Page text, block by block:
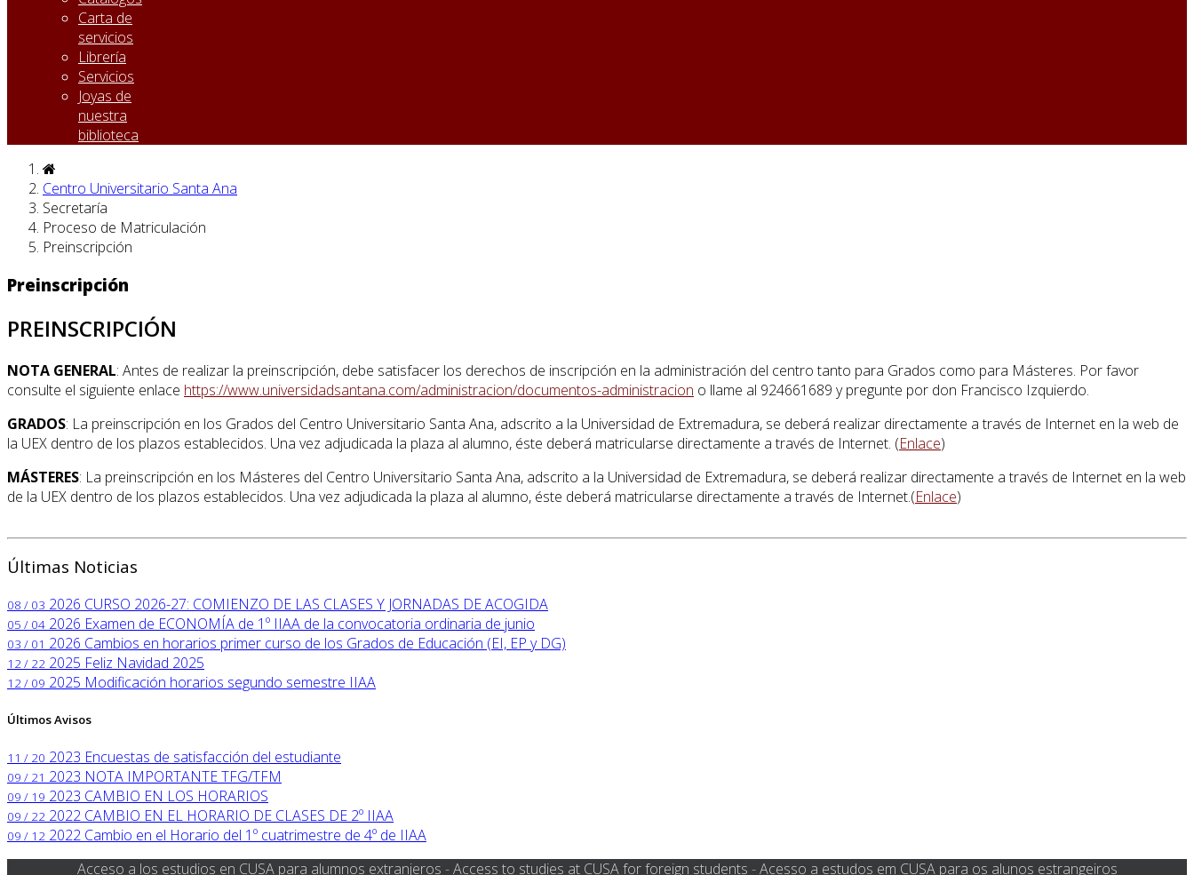
Carta de
servicios
Librería
Servicios
Joyas de
nuestra
biblioteca
Centro Universitario Santa Ana
Secretaría
Proceso de Matriculación
Preinscripción
Preinscripción
PREINSCRIPCIÓN
NOTA GENERAL: Antes de realizar la preinscripción, debe satisfacer los derechos de inscripción en la administración del centro tanto para Grados como para Másteres. Por favor
consulte el siguiente enlace https://www.universidadsantana.com/administracion/documentos-administracion o llame al 924661689 y pregunte por don Francisco Izquierdo.
GRADOS: La preinscripción en los Grados del Centro Universitario Santa Ana, adscrito a la Universidad de Extremadura, se deberá realizar directamente a través de Internet en la web de
la UEX dentro de los plazos establecidos. Una vez adjudicada la plaza al alumno, éste deberá matricularse directamente a través de Internet. (Enlace)
MÁSTERES: La preinscripción en los Másteres del Centro Universitario Santa Ana, adscrito a la Universidad de Extremadura, se deberá realizar directamente a través de Internet en la web
de la UEX dentro de los plazos establecidos. Una vez adjudicada la plaza al alumno, éste deberá matricularse directamente a través de Internet.(Enlace)
Últimas Noticias
08 / 03 2026 CURSO 2026-27: COMIENZO DE LAS CLASES Y JORNADAS DE ACOGIDA
05 / 04 2026 Examen de ECONOMÍA de 1º IIAA de la convocatoria ordinaria de junio
03 / 01 2026 Cambios en horarios primer curso de los Grados de Educación (EI, EP y DG)
12 / 22 2025 Feliz Navidad 2025
12 / 09 2025 Modificación horarios segundo semestre IIAA
Últimos Avisos
11 / 20 2023 Encuestas de satisfacción del estudiante
09 / 21 2023 NOTA IMPORTANTE TFG/TFM
09 / 19 2023 CAMBIO EN LOS HORARIOS
09 / 22 2022 CAMBIO EN EL HORARIO DE CLASES DE 2º IIAA
09 / 12 2022 Cambio en el Horario del 1º cuatrimestre de 4º de IIAA
Acceso a los estudios en CUSA para alumnos extranjeros -Access to studies at CUSA for foreign students -Acesso a estudos em CUSA para os alunos estrangeiros